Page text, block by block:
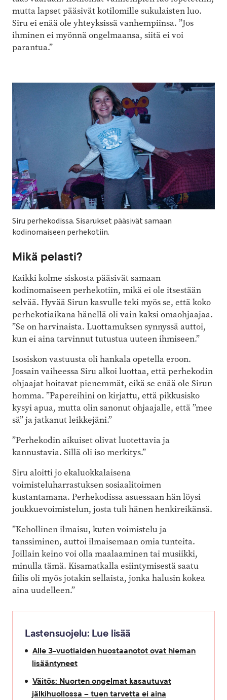
mutta lapset pääsivät kotilomille sukulaisten luo.
Siru ei enää ole yhteyksissä vanhempiinsa. ”Jos
ihminen ei myönnä ongelmaansa, siitä ei voi
parantua.”
Siru perhekodissa. Sisarukset pääsivät samaan
kodinomaiseen perhekotiin.
Mikä pelasti?
Kaikki kolme siskosta pääsivät samaan
kodinomaiseen perhekotiin, mikä ei ole itsestään
selvää. Hyvää Sirun kasvulle teki myös se, että koko
perhekotiaikana hänellä oli vain kaksi omaohjaajaa.
”Se on harvinaista. Luottamuksen synnyssä auttoi,
kun ei aina tarvinnut tutustua uuteen ihmiseen.”
Isosiskon vastuusta oli hankala opetella eroon.
Jossain vaiheessa Siru alkoi luottaa, että perhekodin
ohjaajat hoitavat pienemmät, eikä se enää ole Sirun
homma. ”Papereihini on kirjattu, että pikkusisko
kysyi apua, mutta olin sanonut ohjaajalle, että ”mee
sä” ja jatkanut leikkejäni.”
”Perhekodin aikuiset olivat luotettavia ja
kannustavia. Sillä oli iso merkitys.”
Siru aloitti jo ekaluokkalaisena
voimisteluharrastuksen sosiaalitoimen
kustantamana. Perhekodissa asuessaan hän löysi
joukkuevoimistelun, josta tuli hänen henkireikänsä.
”Kehollinen ilmaisu, kuten voimistelu ja
tanssiminen, auttoi ilmaisemaan omia tunteita.
Joillain keino voi olla maalaaminen tai musiikki,
minulla tämä. Kisamatkalla esiintymisestä saatu
fiilis oli myös jotakin sellaista, jonka halusin kokea
aina uudelleen.”
Lastensuojelu: Lue lisää
Alle 3-vuotiaiden huostaanotot ovat hieman
lisääntyneet
Väitös: Nuorten ongelmat kasautuvat
jälkihuollossa – tuen tarvetta ei aina